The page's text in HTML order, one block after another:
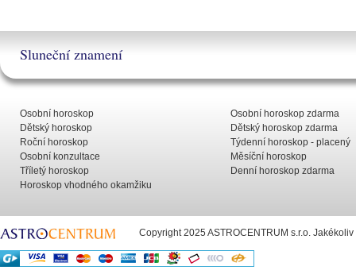
Sluneční znamení
Osobní horoskop
Dětský horoskop
Roční horoskop
Osobní konzultace
Tříletý horoskop
Horoskop vhodného okamžiku
Osobní horoskop zdarma
Dětský horoskop zdarma
Týdenní horoskop - placený
Měsíční horoskop
Denní horoskop zdarma
Copyright 2025 ASTROCENTRUM s.r.o.